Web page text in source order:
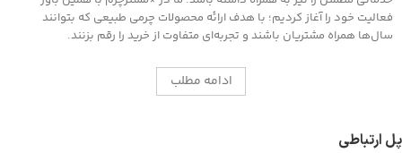
فعالیت خود را آغاز کردیم؛ با هدف ارائه محصولات چرمی طبیعی که بتوانند
سال‌ها همراه مشتریان باشند و تجربه‌ای متفاوت از خرید را رقم بزنند.
ادامه مطلب
پل ارتباطی